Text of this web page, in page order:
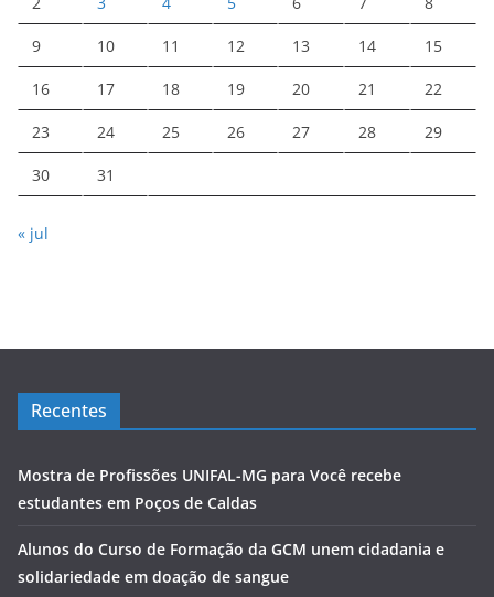
9 10 11 12 13 14 15
16 17 18 19 20 21 22
23 24 25 26 27 28 29
30 31
« jul
Recentes
Mostra de Profissões UNIFAL-MG para Você recebe
estudantes em Poços de Caldas
Alunos do Curso de Formação da GCM unem cidadania e
solidariedade em doação de sangue